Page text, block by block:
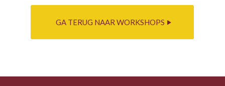
GA TERUG NAAR WORKSHOPS